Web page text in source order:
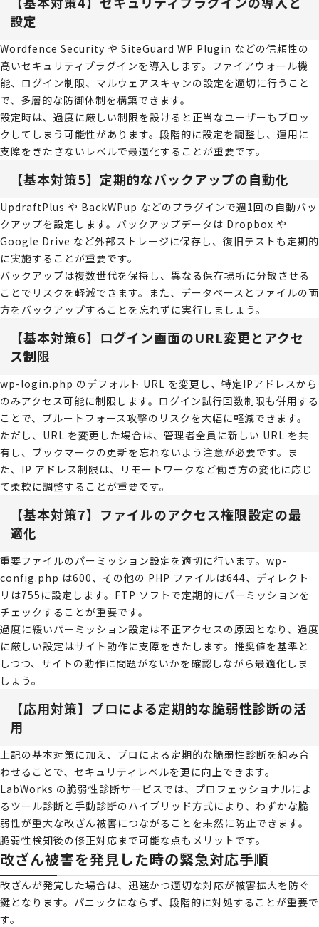
設定
Wordfence Security や SiteGuard WP Plugin などの信頼性の
高いセキュリティプラグインを導入します。ファイアウォール機
能、ログイン制限、マルウェアスキャンの設定を適切に行うこと
で、多層的な防御体制を構築できます。
設定時は、過度に厳しい制限を設けると正当なユーザーもブロッ
クしてしまう可能性があります。段階的に設定を調整し、運用に
支障をきたさないレベルで最適化することが重要です。
【基本対策5】定期的なバックアップの自動化
UpdraftPlus や BackWPup などのプラグインで週1回の自動バッ
クアップを設定します。バックアップデータは Dropbox や
Google Drive など外部ストレージに保存し、復旧テストも定期的
に実施することが重要です。
バックアップは複数世代を保持し、異なる保存場所に分散させる
ことでリスクを軽減できます。また、データベースとファイルの両
方をバックアップすることを忘れずに実行しましょう。
【基本対策6】ログイン画面のURL変更とアクセ
ス制限
wp-login.php のデフォルト URL を変更し、特定IPアドレスから
のみアクセス可能に制限します。ログイン試行回数制限も併用する
ことで、ブルートフォース攻撃のリスクを大幅に軽減できます。
ただし、URL を変更した場合は、管理者全員に新しい URL を共
有し、ブックマークの更新を忘れないよう注意が必要です。ま
た、IP アドレス制限は、リモートワークなど働き方の変化に応じ
て柔軟に調整することが重要です。
【基本対策7】ファイルのアクセス権限設定の最
適化
重要ファイルのパーミッション設定を適切に行います。wp-
config.php は600、その他の PHP ファイルは644、ディレクト
リは755に設定します。FTP ソフトで定期的にパーミッションを
チェックすることが重要です。
過度に緩いパーミッション設定は不正アクセスの原因となり、過度
に厳しい設定はサイト動作に支障をきたします。推奨値を基準と
しつつ、サイトの動作に問題がないかを確認しながら最適化しま
しょう。
【応用対策】プロによる定期的な脆弱性診断の活
用
上記の基本対策に加え、プロによる定期的な脆弱性診断を組み合
わせることで、セキュリティレベルを更に向上できます。
LabWorks の脆弱性診断サービス では、プロフェッショナルによ
るツール診断と手動診断のハイブリッド方式により、わずかな脆
弱性が重大な改ざん被害につながることを未然に防止できます。
脆弱性検知後の修正対応まで可能な点もメリットです。
改ざん被害を発見した時の緊急対応手順
改ざんが発覚した場合は、迅速かつ適切な対応が被害拡大を防ぐ
鍵となります。パニックにならず、段階的に対処することが重要で
す。